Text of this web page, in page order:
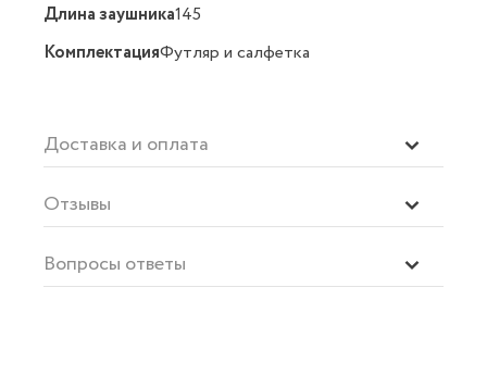
Длина заушника145
КомплектацияФутляр и салфетка
Доставка и оплата
Отзывы
Вопросы ответы